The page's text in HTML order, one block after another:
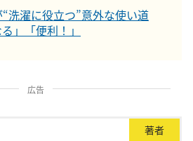
“洗濯に役立つ”意外な使い道
」「便利！」
広告
著者